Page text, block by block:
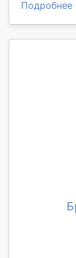
Подробнее